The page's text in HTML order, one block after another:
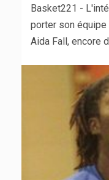
Basket221 -
porter son équipe
Aida Fall, encore